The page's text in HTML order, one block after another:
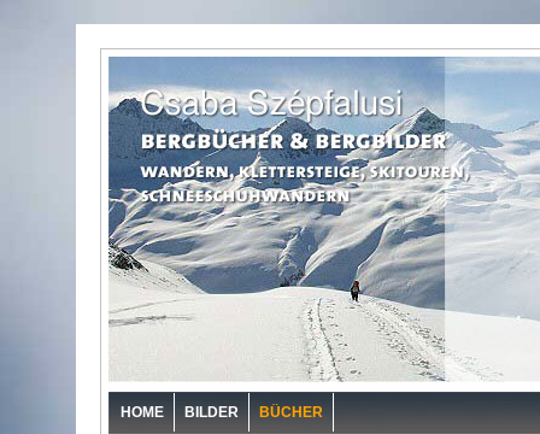
HOME BILDER BÜCHER